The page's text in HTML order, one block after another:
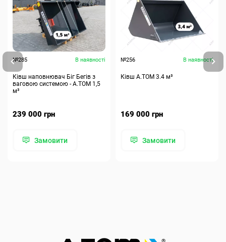
№285 В наявності
Ківш наповнювач Біг Бегів з
ваговою системою - А.ТОМ 1,5
м³
239 000 грн
Замовити
№256 В наявності
Ківш A.TOM 3.4 м³
169 000 грн
Замовити